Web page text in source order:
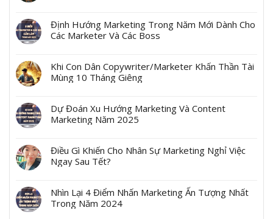
Định Hướng Marketing Trong Năm Mới Dành Cho
Các Marketer Và Các Boss
Khi Con Dân Copywriter/Marketer Khấn Thần Tài
Mùng 10 Tháng Giêng
Dự Đoán Xu Hướng Marketing Và Content
Marketing Năm 2025
Điều Gì Khiến Cho Nhân Sự Marketing Nghỉ Việc
Ngay Sau Tết?
Nhìn Lại 4 Điểm Nhấn Marketing Ấn Tượng Nhất
Trong Năm 2024